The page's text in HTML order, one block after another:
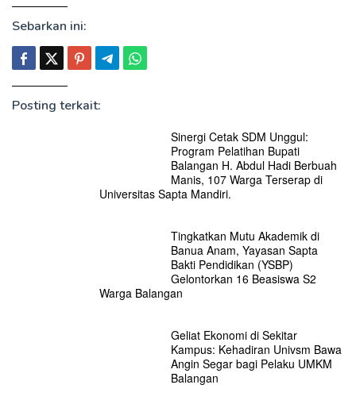
Sebarkan ini:
Posting terkait:
Sinergi Cetak SDM Unggul:
Program Pelatihan Bupati
Balangan H. Abdul Hadi Berbuah
Manis, 107 Warga Terserap di
Universitas Sapta Mandiri.
Tingkatkan Mutu Akademik di
Banua Anam, Yayasan Sapta
Bakti Pendidikan (YSBP)
Gelontorkan 16 Beasiswa S2
Warga Balangan
Geliat Ekonomi di Sekitar
Kampus: Kehadiran Univsm Bawa
Angin Segar bagi Pelaku UMKM
Balangan